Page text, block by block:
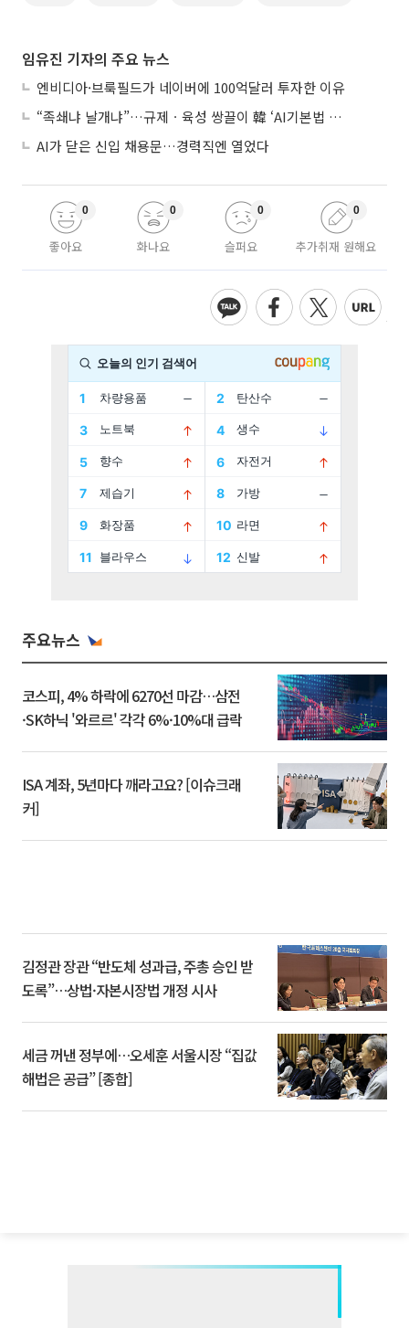
임유진 기자의 주요 뉴스
엔비디아·브룩필드가 네이버에 100억달러 투자한 이유
“족쇄냐 날개냐”…규제ㆍ육성 쌍끌이 韓 ‘AI기본법 개정안’ 오늘 시행
AI가 닫은 신입 채용문…경력직엔 열었다
좋아요
0
화나요
0
슬퍼요
0
추가취재 원해요
0
주요뉴스
코스피, 4% 하락에 6270선 마감…삼전
·SK하닉 '와르르' 각각 6%·10%대 급락
ISA 계좌, 5년마다 깨라고요? [이슈크래
커]
김정관 장관 “반도체 성과급, 주총 승인 받
도록”…상법·자본시장법 개정 시사
세금 꺼낸 정부에…오세훈 서울시장 “집값
해법은 공급” [종합]